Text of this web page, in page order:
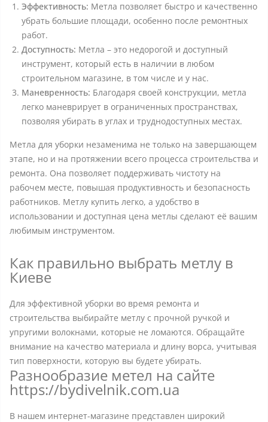
Эффективность: Метла позволяет быстро и качественно
убрать большие площади, особенно после ремонтных
работ.
Доступность: Метла – это недорогой и доступный
инструмент, который есть в наличии в любом
строительном магазине, в том числе и у нас.
Маневренность: Благодаря своей конструкции, метла
легко маневрирует в ограниченных пространствах,
позволяя убирать в углах и труднодоступных местах.
Метла для уборки незаменима не только на завершающем
этапе, но и на протяжении всего процесса строительства и
ремонта. Она позволяет поддерживать чистоту на
рабочем месте, повышая продуктивность и безопасность
работников. Метлу купить легко, а удобство в
использовании и доступная цена метлы сделают её вашим
любимым инструментом.
Как правильно выбрать метлу в
Киеве
Для эффективной уборки во время ремонта и
строительства выбирайте метлу с прочной ручкой и
упругими волокнами, которые не ломаются. Обращайте
внимание на качество материала и длину ворса, учитывая
тип поверхности, которую вы будете убирать.
Разнообразие метел на сайте
https://bydivelnik.com.ua
В нашем интернет-магазине представлен широкий